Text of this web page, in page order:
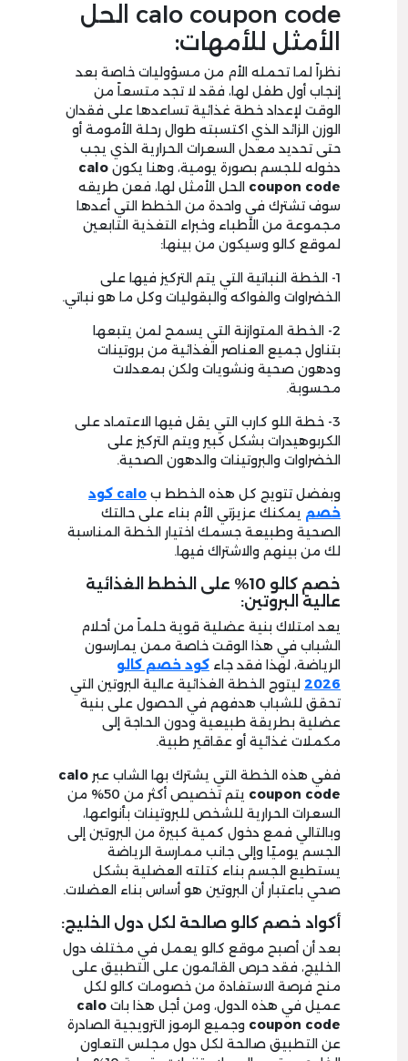
calo coupon code الحل
الأمثل للأمهات:
نظراً لما تحمله الأم من مسؤوليات خاصة بعد
إنجاب أول طفل لها، فقد لا تجد متسعاً من
الوقت لإعداد خطة غذائية تساعدها على فقدان
الوزن الزائد الذي اكتسبته طوال رحلة الأمومة أو
حتى تحديد معدل السعرات الحرارية الذي يجب
دخوله للجسم بصورة يومية، وهنا يكون calo
coupon code الحل الأمثل لها، فعن طريقه
سوف تشترك في واحدة من الخطط التي أعدها
مجموعة من الأطباء وخبراء التغذية التابعين
لموقع كالو وسيكون من بينها:
1- الخطة النباتية التي يتم التركيز فيها على
الخضراوات والفواكه والبقوليات وكل ما هو نباتي.
2- الخطة المتوازنة التي يسمح لمن يتبعها
بتناول جميع العناصر الغذائية من بروتينات
ودهون صحية ونشويات ولكن بمعدلات
محسوبة.
3- خطة اللو كارب التي يقل فيها الاعتماد على
الكربوهيدرات بشكل كبير ويتم التركيز على
الخضراوات والبروتينات والدهون الصحية.
وبفضل تتويج كل هذه الخطط ب
calo كود
خصم يمكنك عزيزتي الأم بناء على حالتك
الصحية وطبيعة جسمك اختيار الخطة المناسبة
لك من بينهم والاشتراك فيها.
خصم كالو 10% على الخطط الغذائية
عالية البروتين:
يعد امتلاك بنية عضلية قوية حلماً من أحلام
الشباب في هذا الوقت خاصة ممن يمارسون
الرياضة، لهذا فقد جاء كود خصم كالو
2026 ليتوج الخطة الغذائية عالية البروتين التي
تحقق للشباب هدفهم في الحصول على بنية
عضلية بطريقة طبيعية ودون الحاجة إلى
مكملات غذائية أو عقاقير طبية.
ففي هذه الخطة التي يشترك بها الشاب عبر calo
coupon code
يتم تخصيص أكثر من 50% من
السعرات الحرارية للشخص للبروتينات بأنواعها،
وبالتالي فمع دخول كمية كبيرة من البروتين إلى
الجسم يوميًا وإلى جانب ممارسة الرياضة
يستطيع الجسم بناء كتلته العضلية بشكل
صحي باعتبار أن البروتين هو أساس بناء العضلات.
أكواد خصم كالو صالحة لكل دول الخليج:
بعد أن أصبح موقع كالو يعمل في مختلف دول
الخليج، فقد حرص القائمون على التطبيق على
منح فرصة الاستفادة من خصومات كالو لكل
عميل في هذه الدول، ومن أجل هذا بات calo
coupon code وجميع الرموز الترويجية الصادرة
عن التطبيق صالحة لكل دول مجلس التعاون